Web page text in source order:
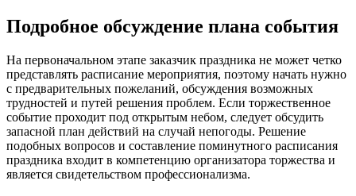
Подробное обсуждение плана события
На первоначальном этапе заказчик праздника не может четко
представлять расписание мероприятия, поэтому начать нужно
с предварительных пожеланий, обсуждения возможных
трудностей и путей решения проблем. Если торжественное
событие проходит под открытым небом, следует обсудить
запасной план действий на случай непогоды. Решение
подобных вопросов и составление поминутного расписания
праздника входит в компетенцию организатора торжества и
является свидетельством профессионализма.